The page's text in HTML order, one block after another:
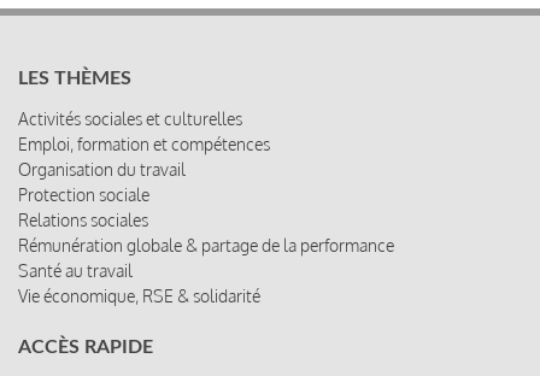
LES THÈMES
Activités sociales et culturelles
Emploi, formation et compétences
Organisation du travail
Protection sociale
Relations sociales
Rémunération globale & partage de la performance
Santé au travail
Vie économique, RSE & solidarité
ACCÈS RAPIDE